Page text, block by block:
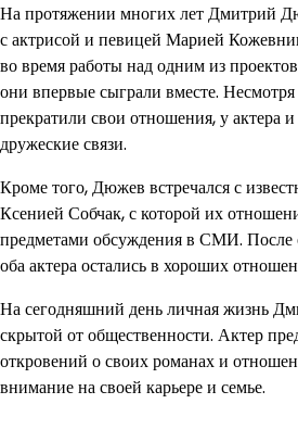
На протяжении многих лет Дмитрий
с актрисой и певицей Марией
во время работы над одним из
они впервые сыграли вместе.
прекратили свои отношения, у актера
дружеские связи.
Кроме того, Дюжев встречался с
Ксенией Собчак, с которой их
предметами обсуждения в СМИ. После
оба актера остались в хороших
На сегодняшний день личная жизнь
скрытой от общественности. Актер
откровений о своих романах и
внимание на своей карьере и семье.